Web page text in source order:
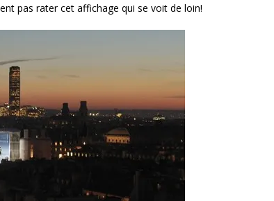
pas rater cet affichage qui se voit de loin!